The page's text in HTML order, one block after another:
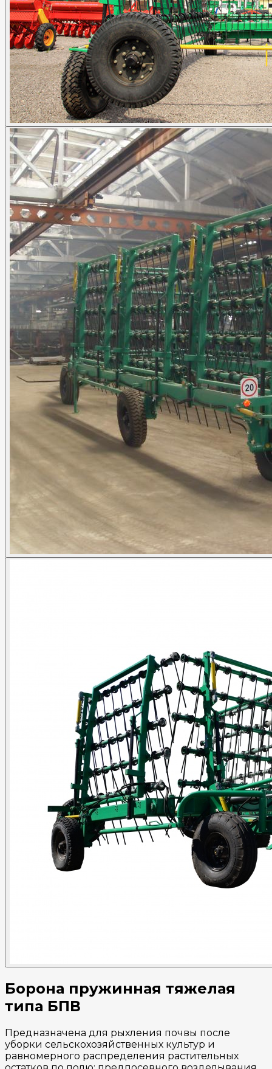
Борона пружинная тяжелая
типа БПВ
Предназначена для рыхления почвы после
уборки сельскохозяйственных культур и
равномерного распределения растительных